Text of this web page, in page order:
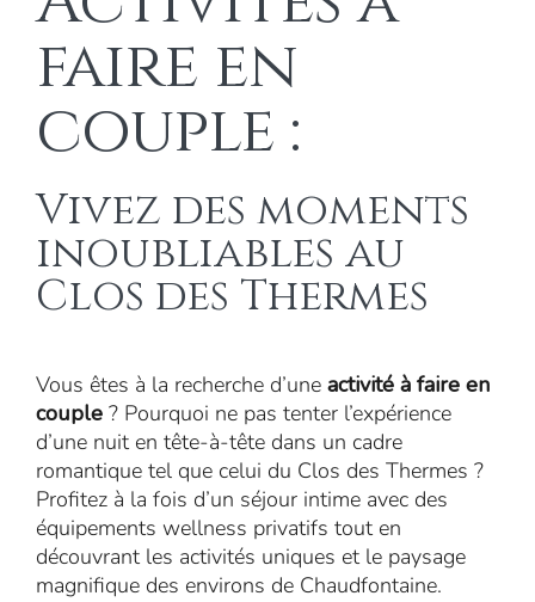
faire en
couple :
Vivez des moments
inoubliables au
Clos des Thermes
Vous êtes à la recherche d’une activité à faire en
couple? Pourquoi ne pas tenter l’expérience
d’une nuit en tête-à-tête dans un cadre
romantique tel que celui du Clos des Thermes ?
Profitez à la fois d’un séjour intime avec des
équipements wellness privatifs tout en
découvrant les activités uniques et le paysage
magnifique des environs de Chaudfontaine.